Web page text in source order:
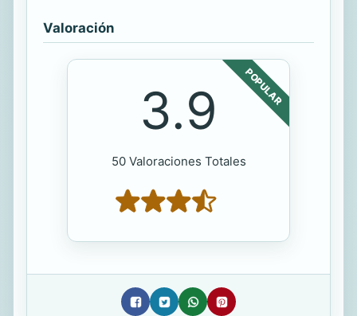
Valoración
POPULAR
3.9
50 Valoraciones Totales